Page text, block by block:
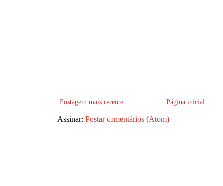
Postagem mais recente Página inicial
Assinar: Postar comentários (Atom)